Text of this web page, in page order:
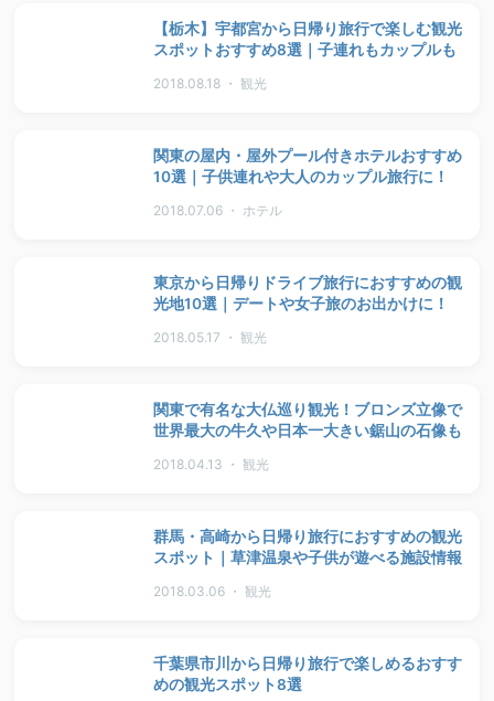
【栃木】宇都宮から日帰り旅行で楽しむ観光
スポットおすすめ8選｜子連れもカップルも
2018.08.18 ・ 観光
関東の屋内・屋外プール付きホテルおすすめ
10選｜子供連れや大人のカップル旅行に！
2018.07.06 ・ ホテル
東京から日帰りドライブ旅行におすすめの観
光地10選｜デートや女子旅のお出かけに！
2018.05.17 ・ 観光
関東で有名な大仏巡り観光！ブロンズ立像で
世界最大の牛久や日本一大きい鋸山の石像も
2018.04.13 ・ 観光
群馬・高崎から日帰り旅行におすすめの観光
スポット｜草津温泉や子供が遊べる施設情報
2018.03.06 ・ 観光
千葉県市川から日帰り旅行で楽しめるおすす
めの観光スポット8選